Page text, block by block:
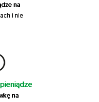
na
i nie
na